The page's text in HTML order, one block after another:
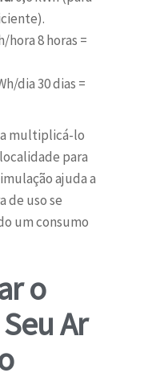
hora 8 horas =
dia 30 dias =
multiplicá-lo
para
ajuda a
de uso se
um consumo
o
Ar